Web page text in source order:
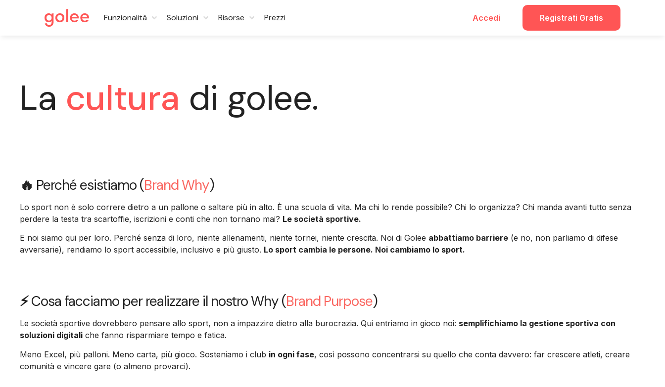
Funzionalità Soluzioni Risorse Prezzi Accedi Registrati Gratis
La cultura di golee.
🔥 Perché esistiamo (Brand Why)
Lo sport non è solo correre dietro a un pallone o saltare più in alto. È una scuola di vita. Ma chi lo rende possibile? Chi lo organizza? Chi manda avanti tutto senza
perdere la testa tra scartoffie, iscrizioni e conti che non tornano mai? Le società sportive.
E noi siamo qui per loro. Perché senza di loro, niente allenamenti, niente tornei, niente crescita. Noi di Golee abbattiamo barriere (e no, non parliamo di difese
avversarie), rendiamo lo sport accessibile, inclusivo e più giusto. Lo sport cambia le persone. Noi cambiamo lo sport.
⚡Cosa facciamo per realizzare il nostro Why (Brand Purpose)
Le società sportive dovrebbero pensare allo sport, non a impazzire dietro alla burocrazia. Qui entriamo in gioco noi: semplifichiamo la gestione sportiva con
soluzioni digitali che fanno risparmiare tempo e fatica.
Meno Excel, più palloni. Meno carta, più gioco. Sosteniamo i club in ogni fase, così possono concentrarsi su quello che conta davvero: far crescere atleti, creare
comunità e vincere gare (o almeno provarci).